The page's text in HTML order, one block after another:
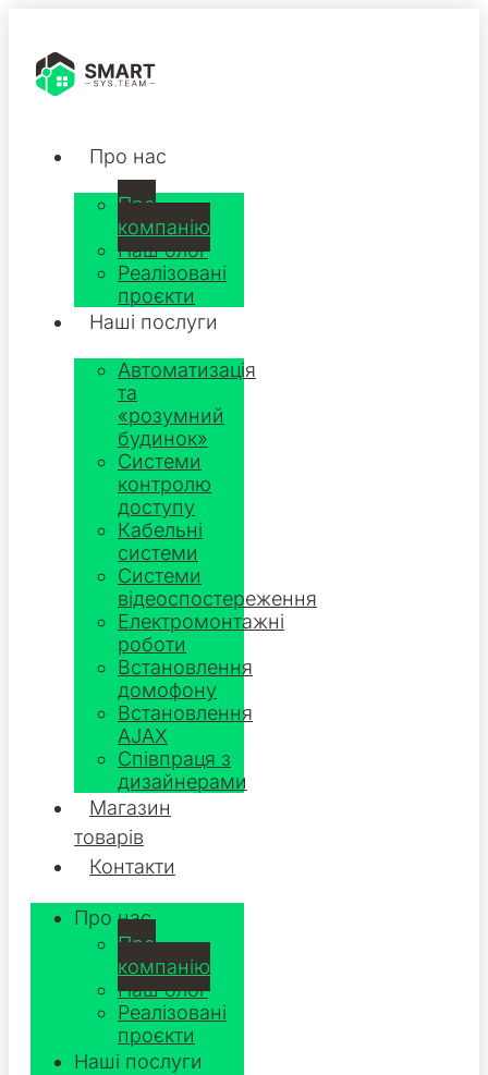
Про нас
Про
компанію
Наш блог
Реалізовані
проєкти
Наші послуги
Автоматизація
та
«розумний
будинок»
Системи
контролю
доступу
Кабельні
системи
Системи
відеоспостереження
Електромонтажні
роботи
Встановлення
домофону
Встановлення
AJAX
Співпраця з
дизайнерами
Магазин
товарів
Контакти
Про нас
Про
компанію
Наш блог
Реалізовані
проєкти
Наші послуги